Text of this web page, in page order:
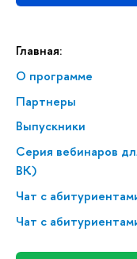
Главная:
О программе
Партнеры
Выпускники
Серия вебинаров
ВК)
Чат с
Чат с